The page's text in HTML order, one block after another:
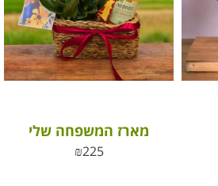
מארז המשפחה שלי
₪225